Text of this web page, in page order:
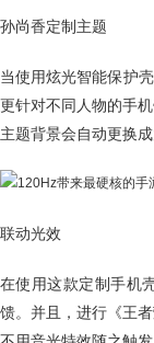
孙尚香定制主题
当使用炫光智能保护
更针对不同人物的手
主题背景会自动更换
联动光效
在使用这款定制手机
馈。并且，进行《王